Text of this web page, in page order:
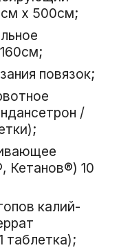
x 500см;
повязок;
/
Кетанов®) 10
калий-
таблетка);